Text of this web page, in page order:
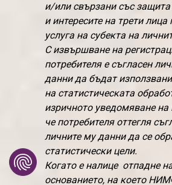
и/или свързани със
и интересите на трети лица
услуга на субекта на
С извършване на
потребителя е съгласен
данни да бъдат
на статистическата
изричното уведомяване
че потребителя оттегля
личните му данни да се
статистически цели.
Когато е налице отпадне
основанието, на което